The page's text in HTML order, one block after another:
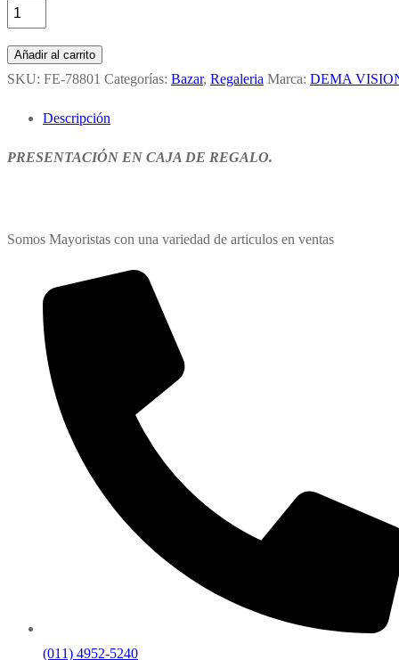
TAZA
CERAMICA
3D
“LA
LA
Añadir al carrito
SKU: FE-78801 Categorías: Bazar, Regaleria Marca: DEMA
Descripción
PRESENTACIÓN EN CAJA DE REGALO.
Somos Mayoristas con una variedad de articulos en ventas
(011) 4952-5240